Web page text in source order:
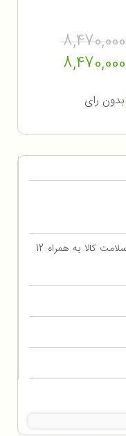
8,470,000
8,470,000
بدون رای
با ضمانت اصالت و سلامت کالا به همراه 12